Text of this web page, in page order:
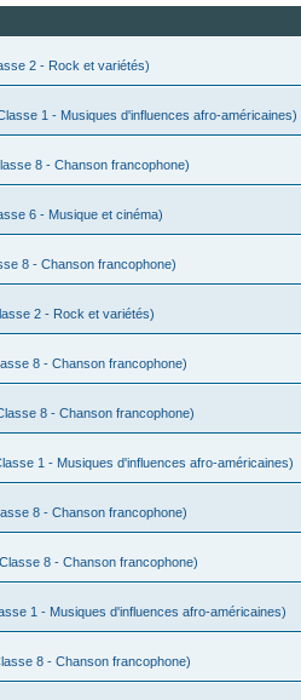
2 - Rock et variétés)
1 - Musiques d'influences afro-américaines)
8 - Chanson francophone)
6 - Musique et cinéma)
8 - Chanson francophone)
2 - Rock et variétés)
8 - Chanson francophone)
8 - Chanson francophone)
1 - Musiques d'influences afro-américaines)
8 - Chanson francophone)
8 - Chanson francophone)
1 - Musiques d'influences afro-américaines)
8 - Chanson francophone)